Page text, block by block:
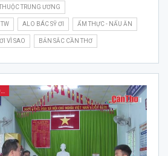
TRUNG ƯƠNG
ALO BÁC SỸ ƠI ẨM THỰC - NẤU ĂN
VÌ SAO BẢN SẮC CẦN THƠ
HƯỚNG VỀ NGÀY HỘI NON SÔNG